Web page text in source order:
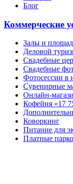
Блог
Коммерческие
Залы и
Деловой
Свадебные
Свадебные
Фотосессии в
Сувенирные
Онлайн-
Кофейня «17
Коворкинг
Питание для
Платные